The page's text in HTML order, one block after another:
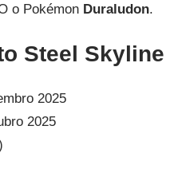
o Pokémon Duraludon.
Steel Skyline
2025
2025